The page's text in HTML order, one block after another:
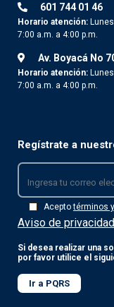
601 744 01 46
Horario atención:
7:00 a.m. a 4:00 p.m.
Av. Boyacá No
Horario atención:
7:00 a.m. a 4:00 p.m.
Regístrate a
Aceptotérminos
Aviso de
Si desea realizar una
por favor utilice el
Ir a PQRS